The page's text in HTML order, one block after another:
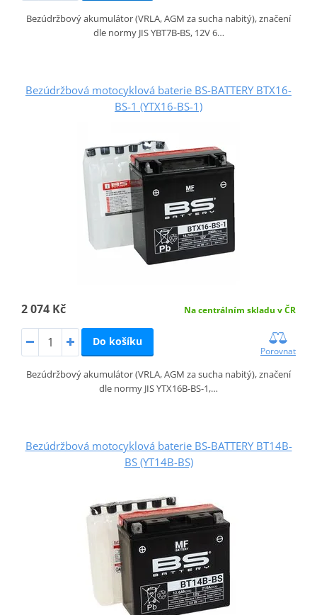
Bezúdržbový akumulátor (VRLA, AGM za sucha nabitý), značení
dle normy JIS YBT7B-BS, 12V 6…
Bezúdržbová motocyklová baterie BS-BATTERY BTX16-
BS-1 (YTX16-BS-1)
2 074 Kč Na centrálním skladu v ČR
Do košíku
Porovnat
Bezúdržbový akumulátor (VRLA, AGM za sucha nabitý), značení
dle normy JIS YTX16B-BS-1,…
Bezúdržbová motocyklová baterie BS-BATTERY BT14B-
BS (YT14B-BS)